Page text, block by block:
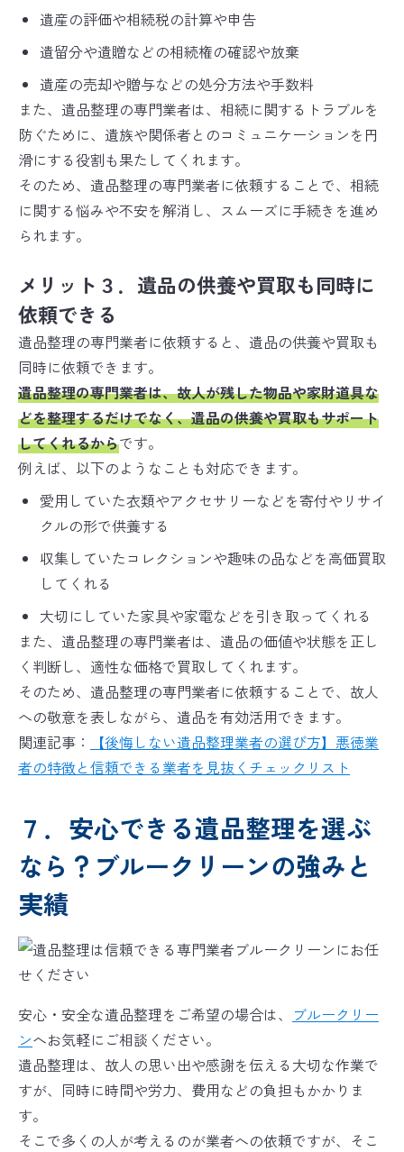
遺産の評価や相続税の計算や申告
遺留分や遺贈などの相続権の確認や放棄
遺産の売却や贈与などの処分方法や手数料
また、遺品整理の専門業者は、相続に関するトラブルを
防ぐために、遺族や関係者とのコミュニケーションを円
滑にする役割も果たしてくれます。
そのため、遺品整理の専門業者に依頼することで、相続
に関する悩みや不安を解消し、スムーズに手続きを進め
られます。
メリット３．遺品の供養や買取も同時に
依頼できる
遺品整理の専門業者に依頼すると、遺品の供養や買取も
同時に依頼できます。
遺品整理の専門業者は、故人が残した物品や家財道具な
どを整理するだけでなく、遺品の供養や買取もサポート
してくれるからです。
例えば、以下のようなことも対応できます。
愛用していた衣類やアクセサリーなどを寄付やリサイ
クルの形で供養する
収集していたコレクションや趣味の品などを高価買取
してくれる
大切にしていた家具や家電などを引き取ってくれる
また、遺品整理の専門業者は、遺品の価値や状態を正し
く判断し、適性な価格で買取してくれます。
そのため、遺品整理の専門業者に依頼することで、故人
への敬意を表しながら、遺品を有効活用できます。
関連記事：
【後悔しない遺品整理業者の選び方】悪徳業
者の特徴と信頼できる業者を見抜くチェックリスト
７．安心できる遺品整理を選ぶ
なら？ブルークリーンの強みと
実績
安心・安全な遺品整理をご希望の場合は、 ブルークリー
ンへお気軽にご相談ください。
遺品整理は、故人の思い出や感謝を伝える大切な作業で
すが、同時に時間や労力、費用などの負担もかかりま
す。
そこで多くの人が考えるのが業者への依頼ですが、そこ